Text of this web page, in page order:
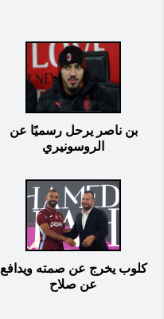
بن ناصر يرحل رسميًا عن
الروسونيري
كلوب يخرج عن صمته ويدافع
عن صلاح